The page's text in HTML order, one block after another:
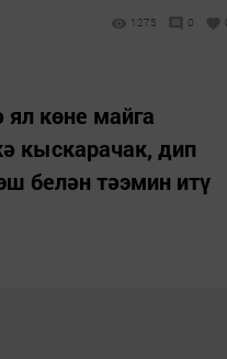
1275 0
көне майга
кыскарачак, дип
белән тәэмин итү